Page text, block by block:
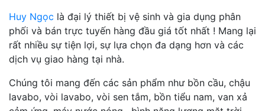
Huy Ngọc là đại lý thiết bị vệ sinh và gia dụng phân
phối và bán trực tuyến hàng đầu giá tốt nhất ! Mang lại
rất nhiều sự tiện lợi, sự lựa chọn đa dạng hơn và các
dịch vụ giao hàng tại nhà.
Chúng tôi mang đến các sản phẩm như bồn cầu, chậu
lavabo, vòi lavabo, vòi sen tắm, bồn tiểu nam, van xả